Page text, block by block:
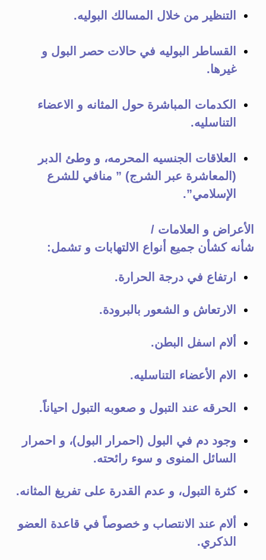
التنظير من خلال المسالك البوليه.
القساطر البوليه في حالات حصر البول و
غيرها.
الكدمات المباشرة حول المثانه و الاعضاء
التناسليه.
العلاقات الجنسيه المحرمه، و وطئ الدبر
(المعاشرة عبر الشرج) ” منافي للشرع
الإسلامي”.
الأعراض و العلامات /
شأنه كشأن جميع أنواع الالتهابات و تشمل:
ارتفاع في درجة الحرارة.
الارتعاش و الشعور بالبرودة.
ألام اسفل البطن.
الام الأعضاء التناسليه.
الحرقه عند التبول و صعوبه التبول احياناً.
وجود دم في البول (احمرار البول)، و احمرار
السائل المنوى و سوء رائحته.
كثرة التبول، و عدم القدرة على تفريغ المثانه.
ألام عند الانتصاب و خصوصاً في قاعدة العضو
الذكري.